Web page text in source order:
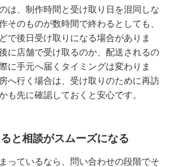
は、制作時間と受け取り日を混同しな
そのものが数時間で終わるとしても、
で後日受け取りになる場合がありま
に店舗で受け取るのか、配送されるの
に手元へ届くタイミングは変わりま
へ行く場合は、受け取りのために再訪
も先に確認しておくと安心です。
と相談がスムーズになる
っているなら、問い合わせの段階でそ